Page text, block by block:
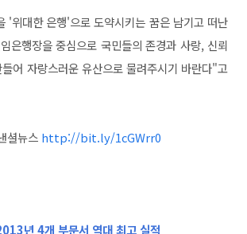
'위대한 은행'으로 도약시키는 꿈은 남기고 떠난
은행장을 중심으로 국민들의 존경과 사랑, 신뢰
어 자랑스러운 유산으로 물려주시기 바란다"고
셜뉴스 http://bit.ly/1cGWrr0
년 4개 부문서 역대 최고 실적